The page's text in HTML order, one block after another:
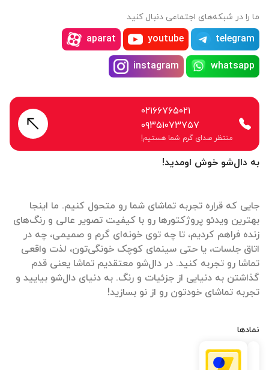
به دال‌شو خوش اومدید!
جایی که قراره تجربه تماشای شما رو متحول کنیم. ما اینجا
بهترین ویدئو پروژکتورها رو با کیفیت تصویر عالی و رنگ‌های
زنده فراهم کردیم، تا چه توی خونه‌ای گرم و صمیمی، چه در
اتاق جلسات، یا حتی سینمای کوچک خونگی‌تون، لذت واقعی
تماشا رو تجربه کنید. در دال‌شو معتقدیم تماشا یعنی قدم
گذاشتن به دنیایی از جزئیات و رنگ. به دنیای دال‌شو بیایید و
تجربه تماشای خودتون رو از نو بسازید!
نمادها
ما را در شبکه‌های اجتماعی دنبال کنید
telegram
youtube
aparat
whatsapp
instagram
۰۲۱۶۶۷۶۵۰۲۱
۰۹۳۵۱۰۷۳۷۵۷
منتظر صدای گرم شما هستیم!